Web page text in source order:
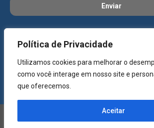
Política de Privacidade
Utilizamos cookies para melhorar o
como você interage em nosso site e
que oferecemos.
Aceitar
REDES SOCIAIS
©Copyright 2023 - SG Alumínios. Todos os
Desenvolvido porAgência